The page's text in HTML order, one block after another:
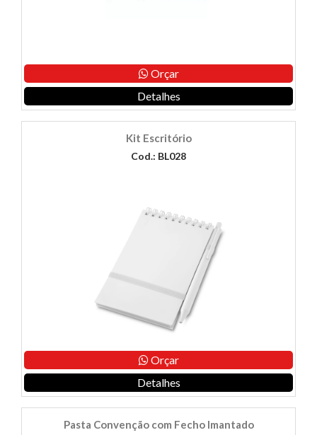
Orçar
Detalhes
Kit Escritório
Cod.: BL028
Orçar
Detalhes
Pasta Convenção com Fecho Imantado